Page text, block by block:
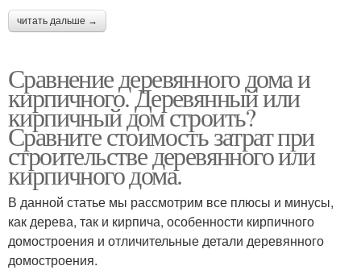
читать дальше →
Сравнение деревянного дома и
кирпичного. Деревянный или
кирпичный дом строить?
Сравните стоимость затрат при
строительстве деревянного или
кирпичного дома.
В данной статье мы рассмотрим все плюсы и минусы,
как дерева, так и кирпича, особенности кирпичного
домостроения и отличительные детали деревянного
домостроения.